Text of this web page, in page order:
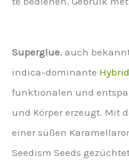
Superglue, auch
indica-dominante Hybrid
funktionalen und
und Körper erzeugt. Mit
einer süßen
Seedism Seeds